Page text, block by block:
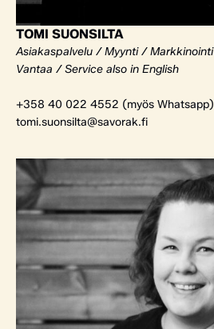
TOMI SUONSILTA
Asiakaspalvelu / Myynti / Markkinointi
Vantaa / Service also in English
+358 40 022 4552 (myös Whatsapp)
tomi.suonsilta@savorak.fi